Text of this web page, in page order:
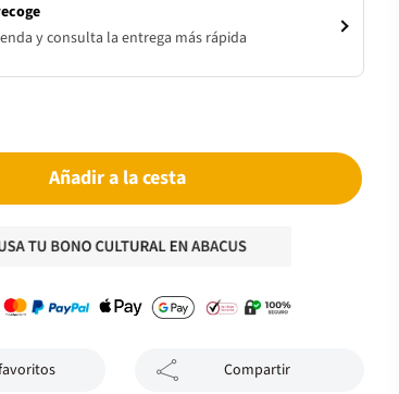
y consulta la entrega más rápida
Añadir a la cesta
Compartir